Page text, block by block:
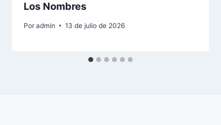
Los Nombres
Poradmin 13 de julio de 2026